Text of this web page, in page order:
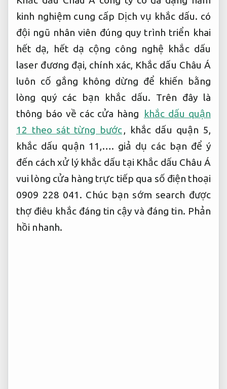
kinh nghiệm cung cấp Dịch vụ khắc dấu. có
đội ngũ nhân viên đúng quy trình triển khai
hết dạ, hết dạ cộng công nghệ khắc dấu
laser đương đại, chính xác, Khắc dấu Châu Á
luôn cố gắng không dừng để khiến bằng
lòng quý các bạn khắc dấu. Trên đây là
thông báo về các cửa hàng khắc dấu quận
12 theo sát từng bước, khắc dấu quận 5,
khắc dấu quận 11,…. giả dụ các bạn để ý
đến cách xử lý khắc dấu tại Khắc dấu Châu Á
vui lòng cửa hàng trực tiếp qua số điện thoại
0909 228 041. Chúc bạn sớm search được
thợ điêu khắc đáng tin cậy và đáng tin. Phản
hồi nhanh.